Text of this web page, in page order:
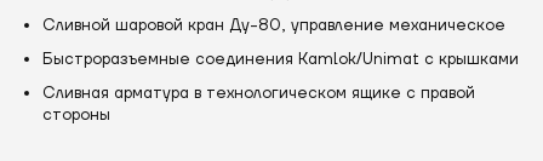
Сливной шаровой кран Ду-80, управление механическое
Быстроразъемные соединения Kamlok/Unimat с крышками
Сливная арматура в технологическом ящике с правой
стороны